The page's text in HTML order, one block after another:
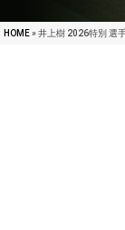
HOME» 井上樹 2026特別 選